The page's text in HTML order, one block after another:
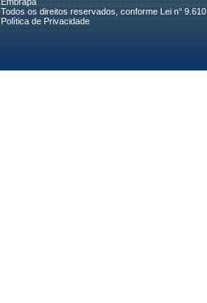
Todos os direitos reservados, conforme Lei n° 9.610
Política de Privacidade